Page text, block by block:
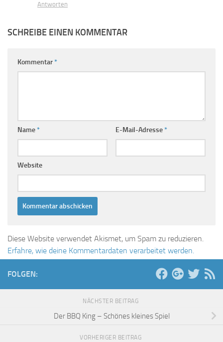
Antworten
SCHREIBE EINEN KOMMENTAR
Kommentar*
Name* E-Mail-Adresse*
Website
Diese Website verwendet Akismet, um Spam zu reduzieren.
Erfahre, wie deine Kommentardaten verarbeitet werden.
FOLGEN:
NÄCHSTER BEITRAG
Der BBQ King – Schönes kleines Spiel
VORHERIGER BEITRAG